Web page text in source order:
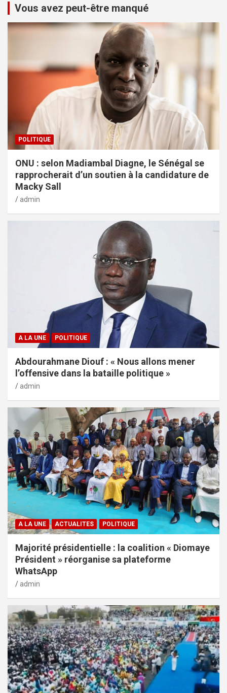
Vous avez peut-être manqué
POLITIQUE
ONU : selon Madiambal Diagne, le Sénégal se
rapprocherait d’un soutien à la candidature de
Macky Sall
admin
A LA UNE POLITIQUE
Abdourahmane Diouf : « Nous allons mener
l’offensive dans la bataille politique »
admin
A LA UNE ACTUALITES POLITIQUE
Majorité présidentielle : la coalition « Diomaye
Président » réorganise sa plateforme
WhatsApp
admin